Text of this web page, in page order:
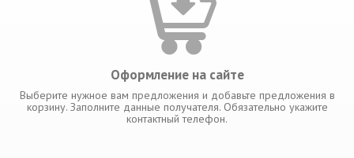
Оформление на сайте
Выберите нужное вам предложения и добавьте предложения в
корзину. Заполните данные получателя. Обязательно укажите
контактный телефон.